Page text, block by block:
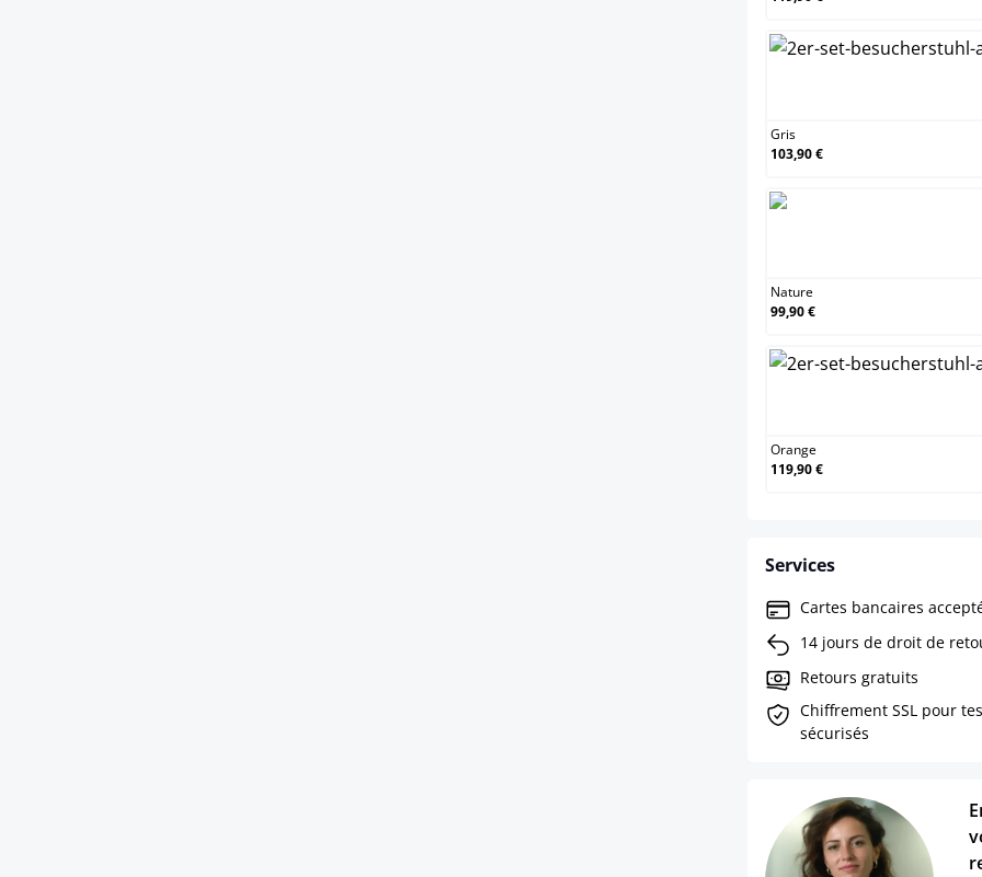
Gris
103,90 €
Nature
99,90 €
Orange
119,90 €
Services
Cartes bancaires
14 jours de droit de
Retours gratuits
Chiffrement SSL pour
sécurisés